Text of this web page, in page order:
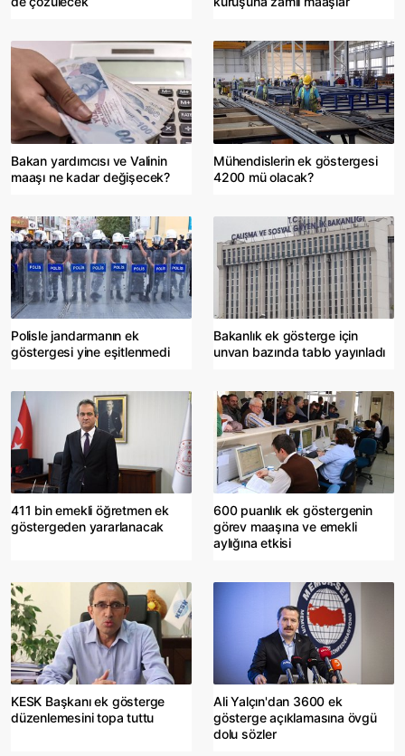
Bakan yardımcısı ve Valinin
maaşı ne kadar değişecek?
Mühendislerin ek göstergesi
4200 mü olacak?
Polisle jandarmanın ek
göstergesi yine eşitlenmedi
Bakanlık ek gösterge için
unvan bazında tablo yayınladı
411 bin emekli öğretmen ek
göstergeden yararlanacak
600 puanlık ek göstergenin
görev maaşına ve emekli
aylığına etkisi
KESK Başkanı ek gösterge
düzenlemesini topa tuttu
Ali Yalçın'dan 3600 ek
gösterge açıklamasına övgü
dolu sözler